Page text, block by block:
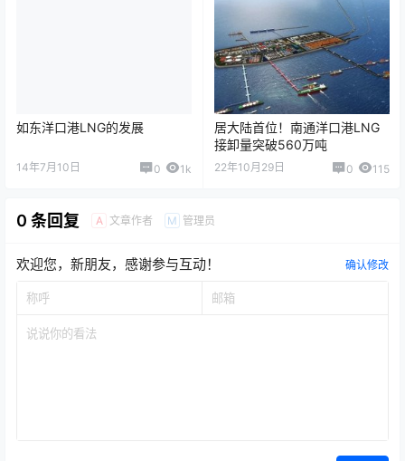
如东洋口港LNG的发展
14年7月10日 0 1k
居大陆首位！南通洋口港LNG
接卸量突破560万吨
22年10月29日 0 115
0 条回复 A 文章作者 M 管理员
欢迎您，新朋友，感谢参与互动！ 确认修改